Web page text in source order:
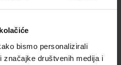
bismo personalizirali
značajke društvenih medija i
školske
tip 159